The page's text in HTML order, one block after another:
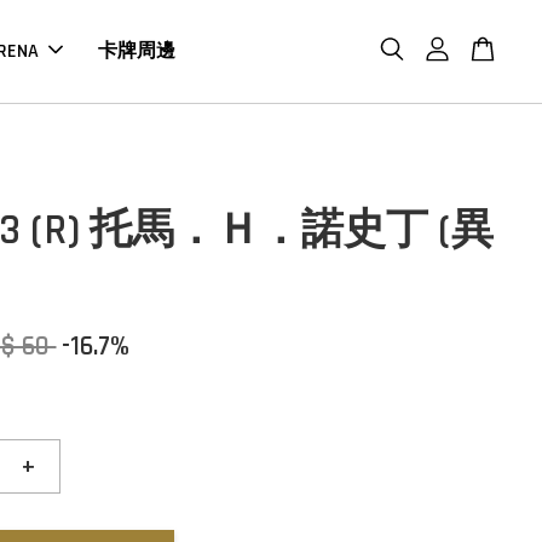
卡牌周邊
(R) 托馬．Ｈ．諾史丁 (異
60-16.7%
+